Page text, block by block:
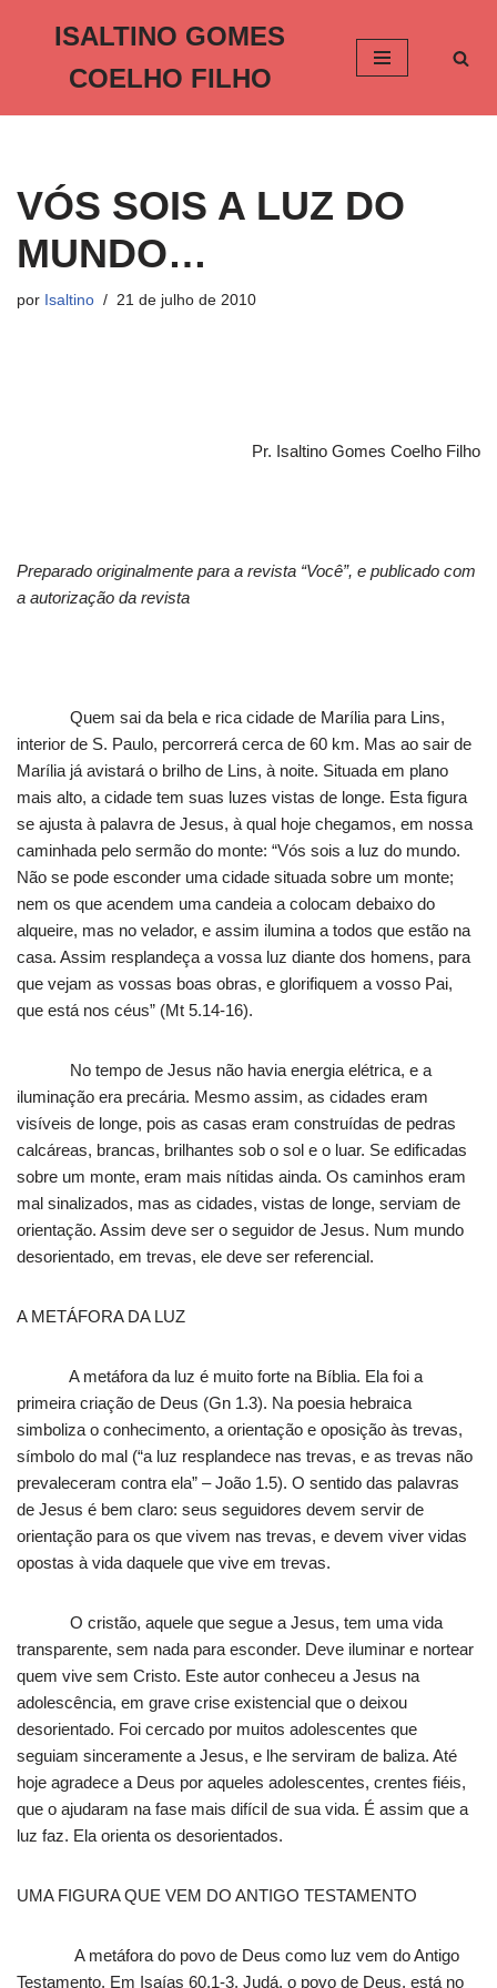
o
ISALTINO GOMES
COELHO FILHO
VÓS SOIS A LUZ DO
MUNDO…
por Isaltino 21 de julho de 2010
Pr. Isaltino Gomes Coelho Filho
Preparado originalmente para a revista “Você”, e publicado com
a autorização da revista
Quem sai da bela e rica cidade de Marília para Lins,
interior de S. Paulo, percorrerá cerca de 60 km. Mas ao sair de
Marília já avistará o brilho de Lins, à noite. Situada em plano
mais alto, a cidade tem suas luzes vistas de longe. Esta figura
se ajusta à palavra de Jesus, à qual hoje chegamos, em nossa
caminhada pelo sermão do monte: “Vós sois a luz do mundo.
Não se pode esconder uma cidade situada sobre um monte;
nem os que acendem uma candeia a colocam debaixo do
alqueire, mas no velador, e assim ilumina a todos que estão na
casa. Assim resplandeça a vossa luz diante dos homens, para
que vejam as vossas boas obras, e glorifiquem a vosso Pai,
que está nos céus” (Mt 5.14-16).
No tempo de Jesus não havia energia elétrica, e a
iluminação era precária. Mesmo assim, as cidades eram
visíveis de longe, pois as casas eram construídas de pedras
calcáreas, brancas, brilhantes sob o sol e o luar. Se edificadas
sobre um monte, eram mais nítidas ainda. Os caminhos eram
mal sinalizados, mas as cidades, vistas de longe, serviam de
orientação. Assim deve ser o seguidor de Jesus. Num mundo
desorientado, em trevas, ele deve ser referencial.
A METÁFORA DA LUZ
A metáfora da luz é muito forte na Bíblia. Ela foi a
primeira criação de Deus (Gn 1.3). Na poesia hebraica
simboliza o conhecimento, a orientação e oposição às trevas,
símbolo do mal (“a luz resplandece nas trevas, e as trevas não
prevaleceram contra ela” – João 1.5). O sentido das palavras
de Jesus é bem claro: seus seguidores devem servir de
orientação para os que vivem nas trevas, e devem viver vidas
opostas à vida daquele que vive em trevas.
O cristão, aquele que segue a Jesus, tem uma vida
transparente, sem nada para esconder. Deve iluminar e nortear
quem vive sem Cristo. Este autor conheceu a Jesus na
adolescência, em grave crise existencial que o deixou
desorientado. Foi cercado por muitos adolescentes que
seguiam sinceramente a Jesus, e lhe serviram de baliza. Até
hoje agradece a Deus por aqueles adolescentes, crentes fiéis,
que o ajudaram na fase mais difícil de sua vida. É assim que a
luz faz. Ela orienta os desorientados.
UMA FIGURA QUE VEM DO ANTIGO TESTAMENTO
A metáfora do povo de Deus como luz vem do Antigo
Testamento. Em Isaías 60.1-3, Judá, o povo de Deus, está no